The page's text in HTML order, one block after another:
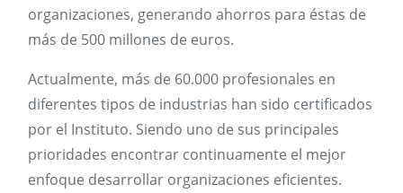
organizaciones, generando ahorros para éstas de
más de 500 millones de euros.
Actualmente, más de 60.000 profesionales en
diferentes tipos de industrias han sido certificados
por el Instituto. Siendo uno de sus principales
prioridades encontrar continuamente el mejor
enfoque desarrollar organizaciones eficientes.